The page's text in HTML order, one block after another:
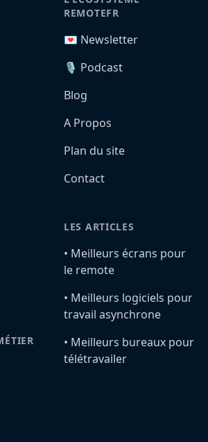
REMOTEFR
💌 Newsletter
🎙️ Podcast
Blog
A Propos
Plan du site
Contact
LES ARTICLES
•️ Meilleurs écrans pour
le remote
•️ Meilleurs logiciels pour
travail asynchrone
•️ Meilleurs bureaux pour
télétravailer